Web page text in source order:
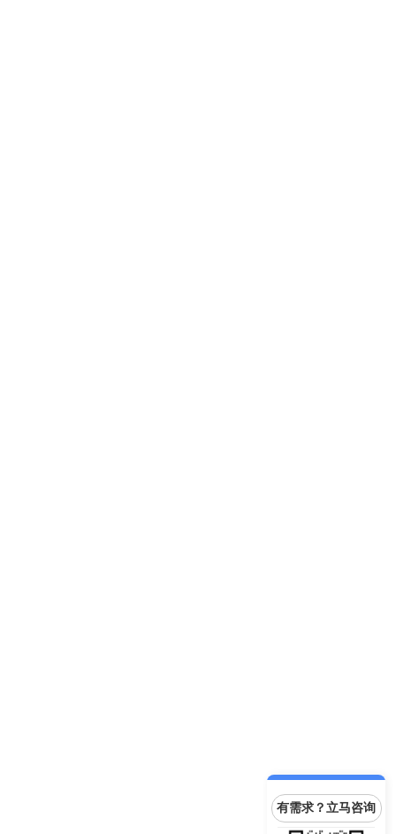
有需求？立马咨询